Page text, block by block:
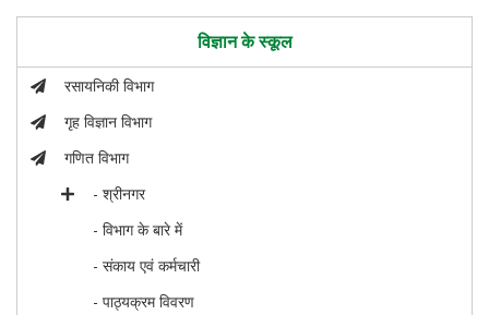
विज्ञान के स्कूल
रसायनिकी विभाग
गृह विज्ञान विभाग
गणित विभाग
- श्रीनगर
- विभाग के बारे में
- संकाय एवं कर्मचारी
- पाठ्यक्रम विवरण